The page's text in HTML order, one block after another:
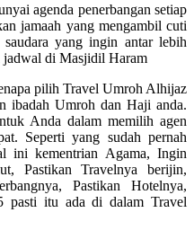
agenda penerbangan setiap
jamaah yang mengambil cuti
yang ingin antar lebih
jadwal di Masjidil Haram
pilih Travel Umroh Alhijaz
ibadah Umroh dan Haji anda.
Anda dalam memilih agen
Seperti yang sudah pernah
ini kementrian Agama, Ingin
Pastikan Travelnya berijin,
Pastikan Hotelnya,
pasti itu ada di dalam Travel